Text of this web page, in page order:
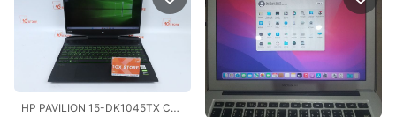
HP PAVILION 15-DK1045TX CORE I5-10300H RAM8.512GB